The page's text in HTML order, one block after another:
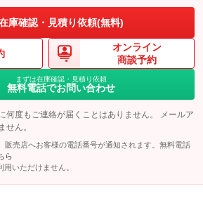
庫確認・見積り依頼(無料)
オンライン
商談予約
まずは在庫確認・見積り依頼
無料電話でお問い合わせ
何度もご連絡が届くことはありません。 メールア
せん。
売店へお客様の電話番号が通知されます。無料電話
ら
いただけません。